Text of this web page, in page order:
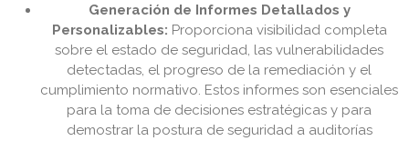
Generación de Informes Detallados y
Personalizables: Proporciona visibilidad completa
sobre el estado de seguridad, las vulnerabilidades
detectadas, el progreso de la remediación y el
cumplimiento normativo. Estos informes son esenciales
para la toma de decisiones estratégicas y para
demostrar la postura de seguridad a auditorías